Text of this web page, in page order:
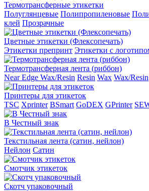
Термотрансферные этикетки
Полуглянцевые Полипропиленовые
клей Прозрачные
Цветные этикетки (Флексопечать)
Этикетки препринт Этикетки с
Термотрансферная лента (риббон)
Near Edge Wax/Resin Resin Wax Wax/Resin
Принтеры для этикеток
TSC Xprinter BSmart GoDEX GPrinter
В Честный знак
Текстильная лента (сатин, нейлон)
Нейлон Сатин
Смотчик этикеток
Скотч упаковочный